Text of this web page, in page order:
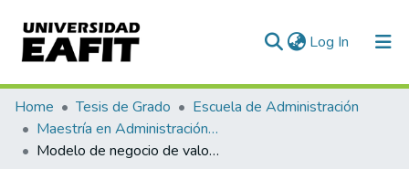
Log In (current)
Communities & Collections
All of DSpace
Home Tesis de Grado
Escuela de Administración
Maestría en Administración - MBA (tesis)
Modelo de negocio de valor compartido para la bancarización del sector transporte terrestre